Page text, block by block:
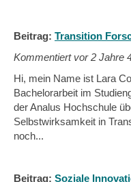
Beitrag: Transition
Kommentiert vor2 Jahre
Hi, mein Name ist Lara
Bachelorarbeit im
der Analus Hochschule
Selbstwirksamkeit in
noch...
Beitrag: Soziale